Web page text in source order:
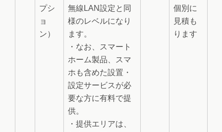
プシ
ョ
ン）
無線LAN設定と同
様のレベルになり
ます。
・なお、スマート
ホーム製品、スマ
ホも含めた設置・
設定サービスが必
要な方に有料で提
供。
・提供エリアは、
個別に
見積も
ります